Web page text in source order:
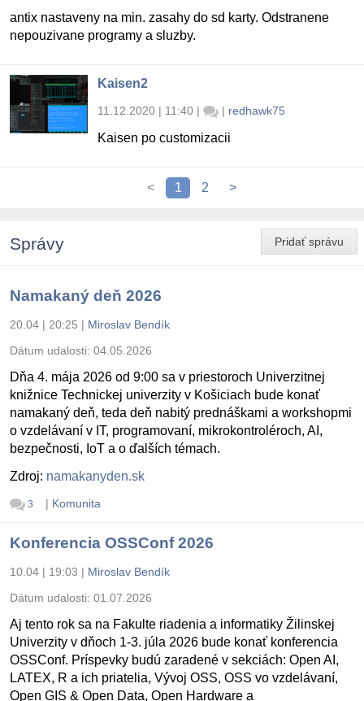
antix nastaveny na min. zasahy do sd karty. Odstranene
nepouzivane programy a sluzby.
Kaisen2
11.12.2020 | 11:40 | | redhawk75
Kaisen po customizacii
< 1 2 >
Pridať správu
Správy
Namakaný deň 2026
20.04 | 20:25 | Miroslav Bendík
Dátum udalosti: 04.05.2026
Dňa 4. mája 2026 od 9:00 sa v priestoroch Univerzitnej
knižnice Technickej univerzity v Košiciach bude konať
namakaný deň, teda deň nabitý prednáškami a workshopmi
o vzdelávaní v IT, programovaní, mikrokontroléroch, AI,
bezpečnosti, IoT a o ďalších témach.
Zdroj: namakanyden.sk
3 | Komunita
Konferencia OSSConf 2026
10.04 | 19:03 | Miroslav Bendík
Dátum udalosti: 01.07.2026
Aj tento rok sa na Fakulte riadenia a informatiky Žilinskej
Univerzity v dňoch 1-3. júla 2026 bude konať konferencia
OSSConf. Príspevky budú zaradené v sekciách: Open AI,
LATEX, R a ich priatelia, Vývoj OSS, OSS vo vzdelávaní,
Open GIS & Open Data, Open Hardware a